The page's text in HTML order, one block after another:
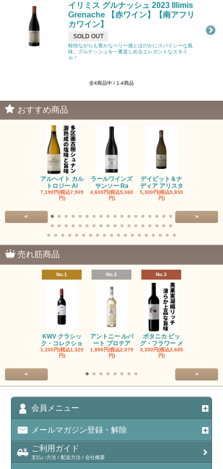
イリミス グルナッシュ 2023 Illimis
Grenache 【赤ワイン】【南アフリ
カワイン】
SOLD OUT
軽快ながらも豊かなベリー感とほのかにスパイシーな風
味。グルナッシュを一番楽しめるエレガントなスタイ
ル！
全4商品中 / 1-4商品
おすすめ商品
アルヘイト カル
トロジー Al
7,190円(税込7,909
円)
ラールワインズ
サンソー Ra
4,600円(税込5,060
円)
デイビット＆ナ
ディア アリスタ
5,300円(税込5,830
円)
< >
売れ筋商品
No.1
KWV クラシッ
ク・コレクショ
1,200円(税込1,320
円)
No.2
アントニー ルパ
ート プロテア
1,890円(税込2,079
円)
No.3
ボタニカ ビッ
グ・フラワー メ
3,350円(税込3,685
円)
< >
会員メニュー
メールマガジン登録・解除
ご利用ガイド
支払い方法 / 配送方法 / 会社概要